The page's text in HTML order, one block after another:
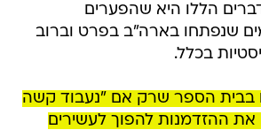
הללו היא שהפערים
שנפתחו בארה"ב בפרט וברוב
בכלל.
בבית הספר שרק אם "נעבוד קשה
את ההזדמנות להפוך לעשירים